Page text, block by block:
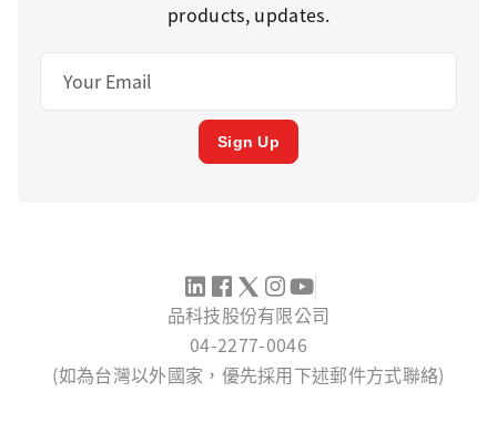
products, updates.
Sign Up
品科技股份有限公司
04-2277-0046
(如為台灣以外國家，優先採用下述郵件方式聯絡)